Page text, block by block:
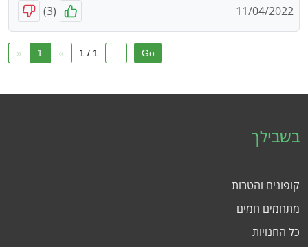
11/04/2022
(
3
)
« 1 » 1 / 1
בשבילך
קופונים והטבות
מתחמים חמים
כל החנויות